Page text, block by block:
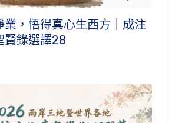
業，悟得真心生西方｜成注
賢錄選譯28